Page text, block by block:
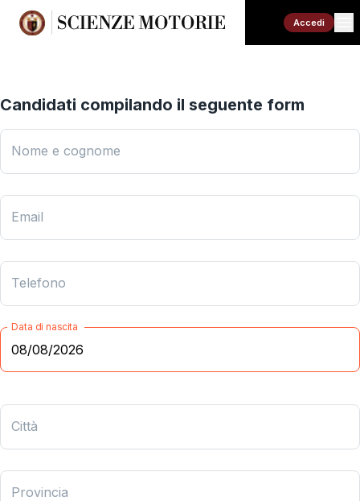
Accedi
Candidati compilando il seguente form
Nome e cognome
Email
Telefono
Data di nascita
Città
Provincia